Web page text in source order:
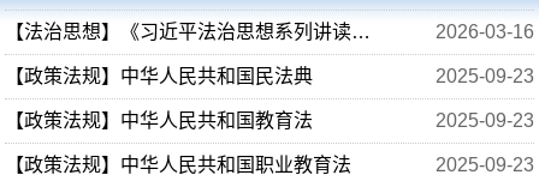
【法治思想】《习近平法治思想系列讲读》 第1集 奉法者强则国强 2026-03-16
【政策法规】中华人民共和国民法典 2025-09-23
【政策法规】中华人民共和国教育法 2025-09-23
【政策法规】中华人民共和国职业教育法 2025-09-23